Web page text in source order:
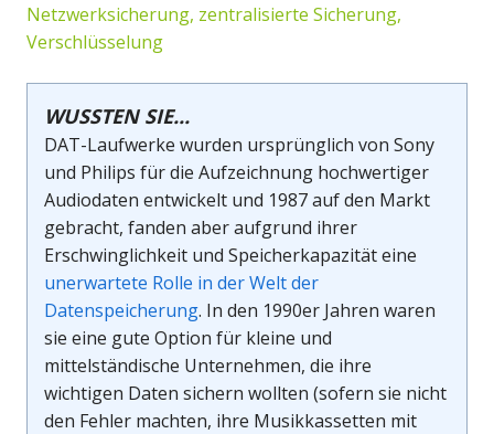
Netzwerksicherung, zentralisierte Sicherung,
Verschlüsselung
WUSSTEN SIE...
DAT-Laufwerke wurden ursprünglich von Sony
und Philips für die Aufzeichnung hochwertiger
Audiodaten entwickelt und 1987 auf den Markt
gebracht, fanden aber aufgrund ihrer
Erschwinglichkeit und Speicherkapazität eine
unerwartete Rolle in der Welt der
Datenspeicherung. In den 1990er Jahren waren
sie eine gute Option für kleine und
mittelständische Unternehmen, die ihre
wichtigen Daten sichern wollten (sofern sie nicht
den Fehler machten, ihre Musikkassetten mit